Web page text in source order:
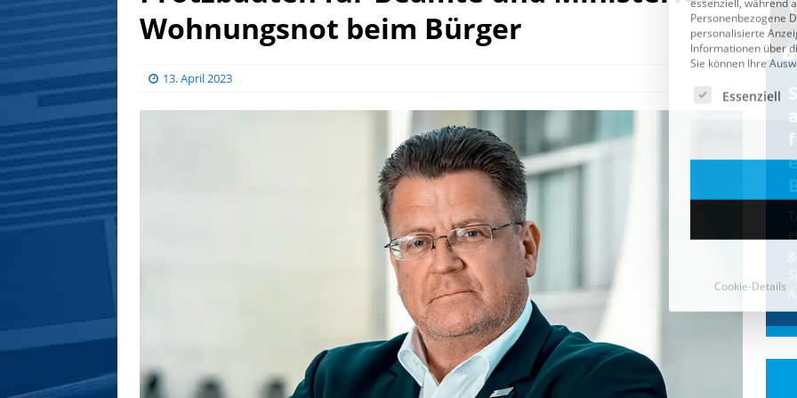
Wohnungsnot beim Bürger
13. April 2023
CDU & Ampel wollen nach
der Wahl wieder Afghanen
einfliegen: Zeit für ein
Asylmoratorium!
Die Bundesregierung und die CDU
halten die Wähler für dumm! Weil die
Stimmung wegen der von Afghanen
verübten Anschläge kippte, wurden die
Flüge vor der